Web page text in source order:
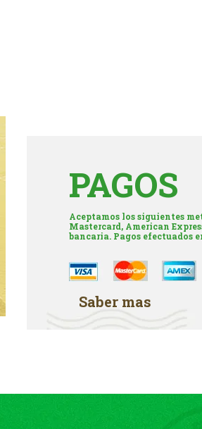
PAGOS
Aceptamos los siguientes
Mastercard, American
bancaria. Pagos efectuados
Saber mas